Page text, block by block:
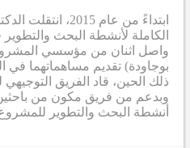
ابتداءً من عام
الكاملة لأنشطة البحث والتطوير
واصل اثنان من مؤسسي المشروع
بوجاودة) تقديم مساهماتهما
ذلك الحين، قاد الفريق
وبدعم من فريق مكون من
أنشطة البحث والتطوير